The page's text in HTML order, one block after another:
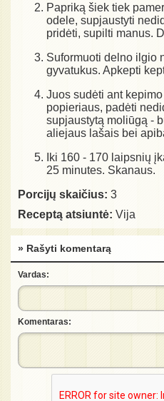
Papriką šiek tiek
odele, supjaustyti
pridėti, supilti manus.
Suformuoti delno ilgio
gyvatukus. Apkepti
Juos sudėti ant
popieriaus, padėti
supjaustytą moliūgą -
aliejaus lašais bei
Iki 160 - 170 laipsnių
25 minutes. Skanaus.
Porcijų skaičius: 3
Receptą atsiuntė: Vija
» Rašyti komentarą
Vardas:
Komentaras: